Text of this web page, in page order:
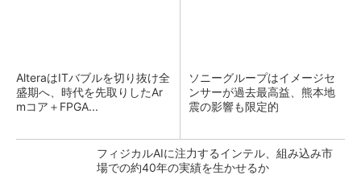
AlteraはITバブルを切り抜け全
盛期へ、時代を先取りしたAr
mコア＋FPGA...
ソニーグループはイメージセ
ンサーが過去最高益、熊本地
震の影響も限定的
フィジカルAIに注力するインテル、組み込み市
場での約40年の実績を生かせるか